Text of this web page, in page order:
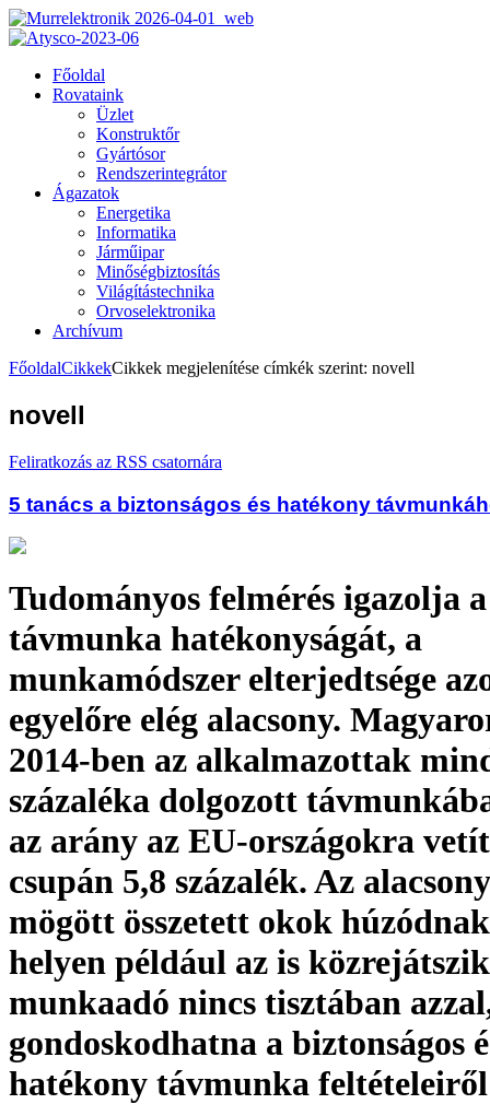
Főoldal
Rovataink
Üzlet
Konstruktőr
Gyártósor
Rendszerintegrátor
Ágazatok
Energetika
Informatika
Járműipar
Minőségbiztosítás
Világítástechnika
Orvoselektronika
Archívum
FőoldalCikkekCikkek megjelenítése címkék szerint: novell
novell
Feliratkozás az RSS csatornára
5 tanács a biztonságos és hatékony
Tudományos felmérés igazolja a
távmunka hatékonyságát, a
munkamódszer elterjedtsége
egyelőre elég alacsony.
2014-ben az alkalmazottak
százaléka dolgozott
az arány az EU-országokra
csupán 5,8 százalék. Az
mögött összetett okok
helyen például az is
munkaadó nincs tisztában
gondoskodhatna a biztonságos
hatékony távmunka feltételeiről